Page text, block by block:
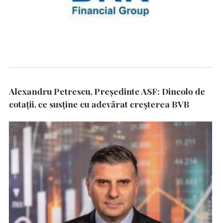
Alexandru Petrescu, Președinte ASF: Dincolo de
cotații, ce susține cu adevărat creșterea BVB